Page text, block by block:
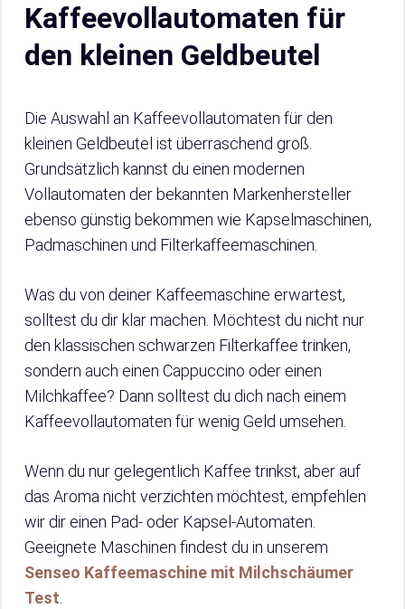
Kaffeevollautomaten für
den kleinen Geldbeutel
Die Auswahl an Kaffeevollautomaten für den
kleinen Geldbeutel ist überraschend groß.
Grundsätzlich kannst du einen modernen
Vollautomaten der bekannten Markenhersteller
ebenso günstig bekommen wie Kapselmaschinen,
Padmaschinen und Filterkaffeemaschinen.
Was du von deiner Kaffeemaschine erwartest,
solltest du dir klar machen. Möchtest du nicht nur
den klassischen schwarzen Filterkaffee trinken,
sondern auch einen Cappuccino oder einen
Milchkaffee? Dann solltest du dich nach einem
Kaffeevollautomaten für wenig Geld umsehen.
Wenn du nur gelegentlich Kaffee trinkst, aber auf
das Aroma nicht verzichten möchtest, empfehlen
wir dir einen Pad- oder Kapsel-Automaten.
Geeignete Maschinen findest du in unserem
Senseo Kaffeemaschine mit Milchschäumer
Test